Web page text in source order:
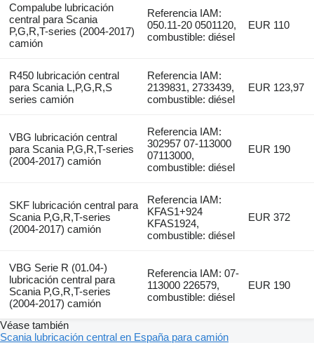
Compalube lubricación
central para Scania
P,G,R,T-series (2004-2017)
camión
Referencia IAM:
050.11-20 0501120,
combustible: diésel
EUR 110
R450 lubricación central
para Scania L,P,G,R,S
series camión
Referencia IAM:
2139831, 2733439,
combustible: diésel
EUR 123,97
VBG lubricación central
para Scania P,G,R,T-series
(2004-2017) camión
Referencia IAM:
302957 07-113000
07113000,
combustible: diésel
EUR 190
SKF lubricación central para
Scania P,G,R,T-series
(2004-2017) camión
Referencia IAM:
KFAS1+924
KFAS1924,
combustible: diésel
EUR 372
VBG Serie R (01.04-)
lubricación central para
Scania P,G,R,T-series
(2004-2017) camión
Referencia IAM: 07-
113000 226579,
combustible: diésel
EUR 190
Véase también
Scania lubricación central en España para camión